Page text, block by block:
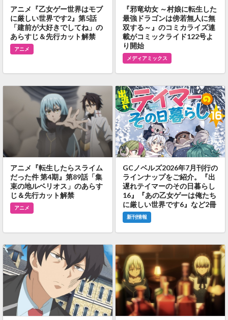
アニメ『乙女ゲー世界はモブ
に厳しい世界です2』第5話
「建前が大好きでしてね」の
あらすじ＆先行カット解禁
アニメ
『邪竜幼女 ～村娘に転生した
最強ドラゴンは傍若無人に無
双する～』のコミカライズ連
載がコミックライド122号よ
り開始
メディアミックス
アニメ『転生したらスライム
だった件 第4期』第89話「集
束の地ルベリオス」のあらす
じ＆先行カット解禁
アニメ
GCノベルズ2026年7月刊行の
ラインナップをご紹介。『出
遅れテイマーのその日暮らし
16』『あの乙女ゲーは俺たち
に厳しい世界です6』など2冊
新刊情報